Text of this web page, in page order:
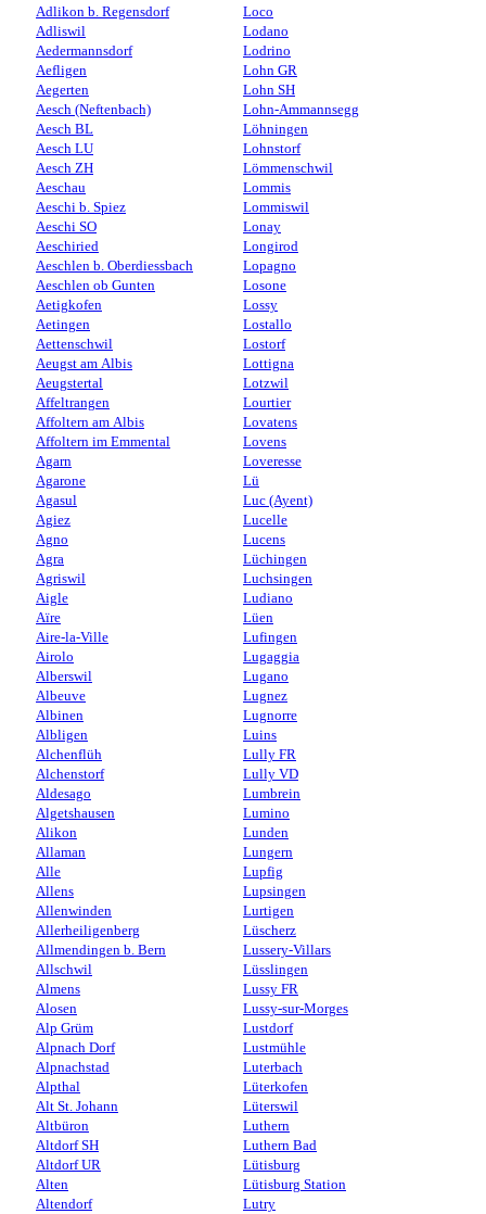
Adlikon b. Regensdorf
Adliswil
Aedermannsdorf
Aefligen
Aegerten
Aesch (Neftenbach)
Aesch BL
Aesch LU
Aesch ZH
Aeschau
Aeschi b. Spiez
Aeschi SO
Aeschiried
Aeschlen b. Oberdiessbach
Aeschlen ob Gunten
Aetigkofen
Aetingen
Aettenschwil
Aeugst am Albis
Aeugstertal
Affeltrangen
Affoltern am Albis
Affoltern im Emmental
Agarn
Agarone
Agasul
Agiez
Agno
Agra
Agriswil
Aigle
Aïre
Aire-la-Ville
Airolo
Alberswil
Albeuve
Albinen
Albligen
Alchenflüh
Alchenstorf
Aldesago
Algetshausen
Alikon
Allaman
Alle
Allens
Allenwinden
Allerheiligenberg
Allmendingen b. Bern
Allschwil
Almens
Alosen
Alp Grüm
Alpnach Dorf
Alpnachstad
Alpthal
Alt St. Johann
Altbüron
Altdorf SH
Altdorf UR
Alten
Altendorf
Loco
Lodano
Lodrino
Lohn GR
Lohn SH
Lohn-Ammannsegg
Löhningen
Lohnstorf
Lömmenschwil
Lommis
Lommiswil
Lonay
Longirod
Lopagno
Losone
Lossy
Lostallo
Lostorf
Lottigna
Lotzwil
Lourtier
Lovatens
Lovens
Loveresse
Lü
Luc (Ayent)
Lucelle
Lucens
Lüchingen
Luchsingen
Ludiano
Lüen
Lufingen
Lugaggia
Lugano
Lugnez
Lugnorre
Luins
Lully FR
Lully VD
Lumbrein
Lumino
Lunden
Lungern
Lupfig
Lupsingen
Lurtigen
Lüscherz
Lussery-Villars
Lüsslingen
Lussy FR
Lussy-sur-Morges
Lustdorf
Lustmühle
Luterbach
Lüterkofen
Lüterswil
Luthern
Luthern Bad
Lütisburg
Lütisburg Station
Lutry